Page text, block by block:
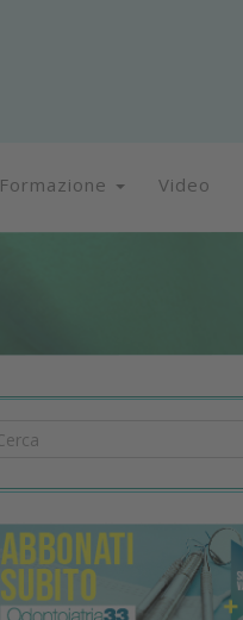
Formazione Video